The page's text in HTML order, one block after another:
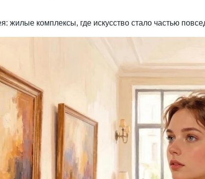
жилые комплексы, где искусство стало частью